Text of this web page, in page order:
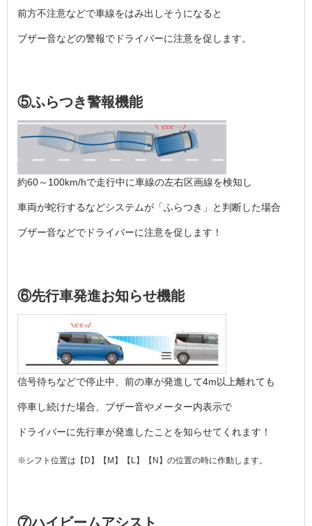
前方不注意などで車線をはみ出しそうになると
ブザー音などの警報でドライバーに注意を促します。
⑤ふらつき警報機能
約60～100km/hで走行中に車線の左右区画線を検知し
車両が蛇行するなどシステムが「ふらつき」と判断した場合
ブザー音などでドライバーに注意を促します！
⑥先行車発進お知らせ機能
信号待ちなどで停止中、前の車が発進して4m以上離れても
停車し続けた場合、ブザー音やメーター内表示で
ドライバーに先行車が発進したことを知らせてくれます！
※シフト位置は【D】【M】【L】【N】の位置の時に作動します。
⑦ハイビームアシスト